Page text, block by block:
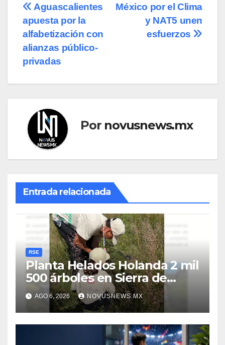
Navegación
de
entradas
México por el Clima
y NAT5 unen
esfuerzos
Aguascalientes
apuesta por la
alfabetización con
alianzas público-
privadas
Por novusnews.mx
Entrada relacionada
RSE
Planta Helados Holanda 2 mil
500 árboles en Sierra de
Guadalupe
AGO 6, 2026 NOVUSNEWS.MX